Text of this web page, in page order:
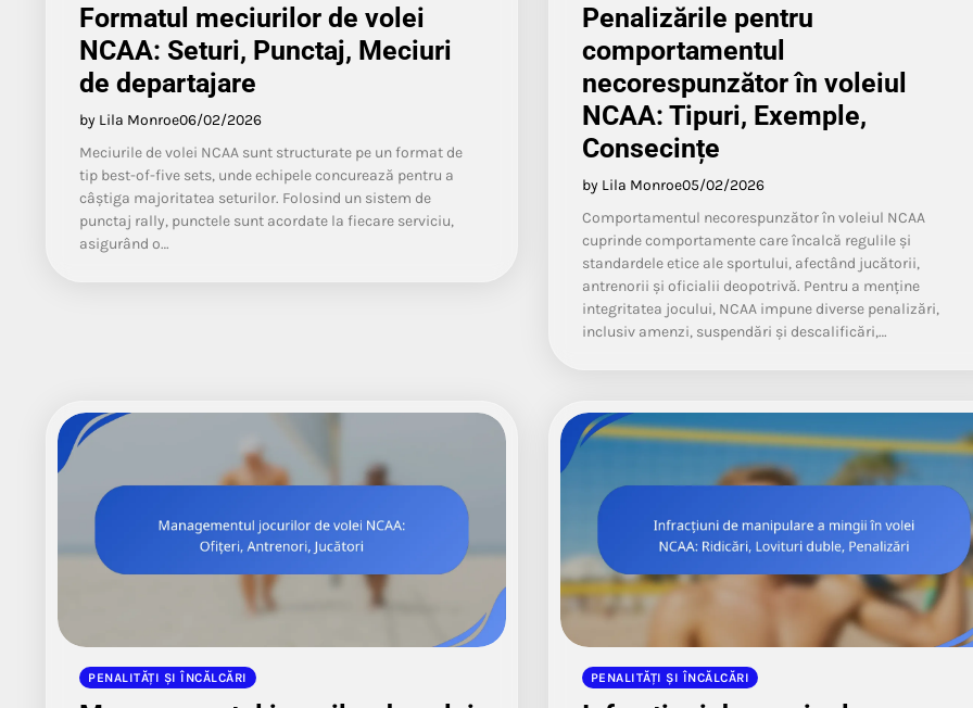
Formatul meciurilor de volei
NCAA: Seturi, Punctaj, Meciuri
de departajare
by Lila Monroe06/02/2026
Meciurile de volei NCAA sunt structurate pe un format de
tip best-of-five sets, unde echipele concurează pentru a
câștiga majoritatea seturilor. Folosind un sistem de
punctaj rally, punctele sunt acordate la fiecare serviciu,
asigurând o…
Penalizările pentru
comportamentul
necorespunzător în voleiul
NCAA: Tipuri, Exemple,
Consecințe
by Lila Monroe05/02/2026
Comportamentul necorespunzător în voleiul NCAA
cuprinde comportamente care încalcă regulile și
standardele etice ale sportului, afectând jucătorii,
antrenorii și oficialii deopotrivă. Pentru a menține
integritatea jocului, NCAA impune diverse penalizări,
inclusiv amenzi, suspendări și descalificări,…
PENALITĂȚI ȘI ÎNCĂLCĂRI PENALITĂȚI ȘI ÎNCĂLCĂRI